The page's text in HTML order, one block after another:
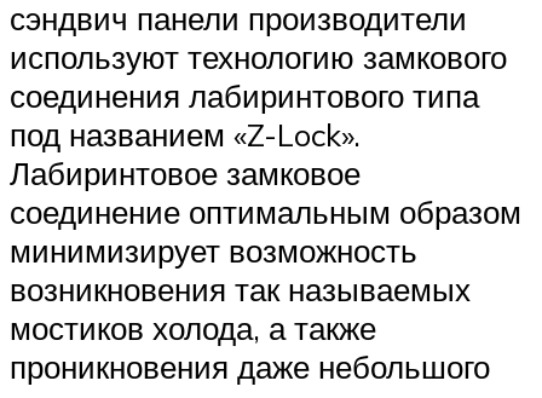
сэндвич панели производители
используют технологию замкового
соединения лабиринтового типа
под названием «Z-Lock».
Лабиринтовое замковое
соединение оптимальным образом
минимизирует возможность
возникновения так называемых
мостиков холода, а также
проникновения даже небольшого